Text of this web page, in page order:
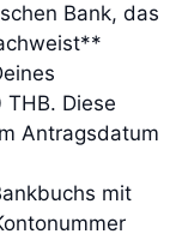
Bank, das
Diese
Antragsdatum
mit